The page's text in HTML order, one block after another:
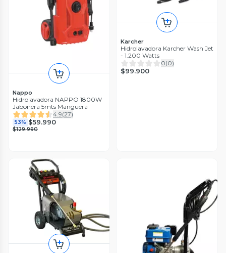
Nappo
Hidrolavadora NAPPO 1800W
Jabonera 5mts Manguera
4.9(27)
53% $59.990
$129.990
Karcher
Hidrolavadora Karcher Wash Jet
- 1.200 Watts
0(0)
$99.900